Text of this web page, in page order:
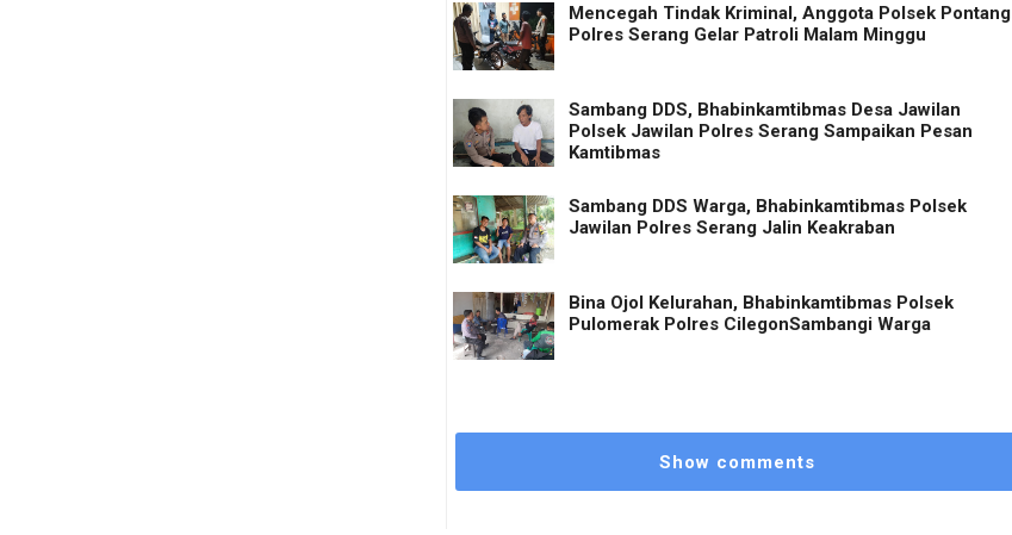
Mencegah Tindak Kriminal, Anggota Polsek Pontang
Polres Serang Gelar Patroli Malam Minggu
Sambang DDS, Bhabinkamtibmas Desa Jawilan
Polsek Jawilan Polres Serang Sampaikan Pesan
Kamtibmas
Sambang DDS Warga, Bhabinkamtibmas Polsek
Jawilan Polres Serang Jalin Keakraban
Bina Ojol Kelurahan, Bhabinkamtibmas Polsek
Pulomerak Polres CilegonSambangi Warga
Show comments